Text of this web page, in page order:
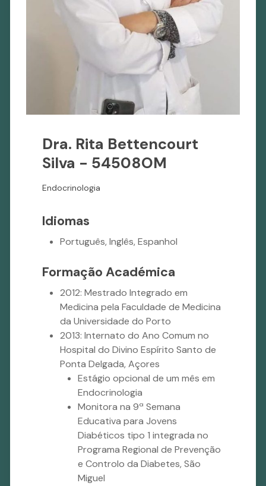
Dra. Rita Bettencourt
Silva - 54508OM
Endocrinologia
Idiomas
Português, Inglês, Espanhol
Formação Académica
2012: Mestrado Integrado em
Medicina pela Faculdade de Medicina
da Universidade do Porto
2013: Internato do Ano Comum no
Hospital do Divino Espírito Santo de
Ponta Delgada, Açores
Estágio opcional de um mês em
Endocrinologia
Monitora na 9ª Semana
Educativa para Jovens
Diabéticos tipo 1 integrada no
Programa Regional de Prevenção
e Controlo da Diabetes, São
Miguel